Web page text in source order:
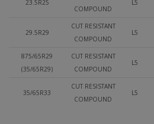
23.5R25
COMPOUND
L5
29.5R29
CUT RESISTANT
COMPOUND
L5
875/65R29
(35/65R29)
CUT RESISTANT
COMPOUND
L5
35/65R33
CUT RESISTANT
COMPOUND
L5